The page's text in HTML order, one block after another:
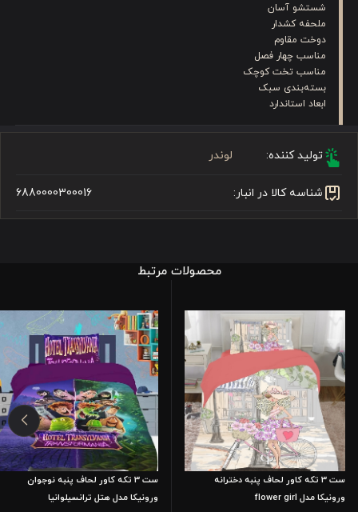
شستشو آسان
ملحفه کشدار
دوخت مقاوم
مناسب چهار فصل
مناسب تخت کوچک
بسته‌بندی سبک
ابعاد استاندارد
تولید کننده: لوندر
شناسه کالا در انبار: 6880000300016
محصولات مرتبط
ست 3 تکه کاور لحاف پنبه دخترانه
ورونیکا مدل flower girl
ست 3 تکه کاور لحاف پنبه نوجوان
ورونیکا مدل هتل ترانسیلوانیا